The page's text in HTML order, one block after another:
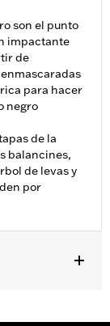
son el punto
impactante
de
para hacer
negro
de la
balancines,
de levas y
por